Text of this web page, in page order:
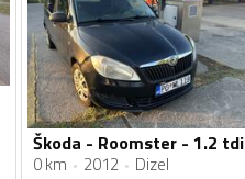
Škoda - Roomster - 1.2 tdi
0 km 2012 Dizel